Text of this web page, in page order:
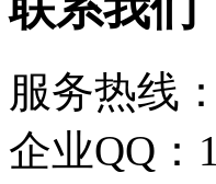
服务热线
企业QQ：